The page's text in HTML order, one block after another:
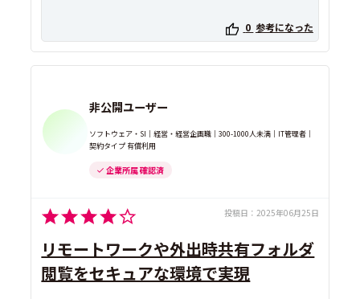
0 参考になった
非公開ユーザー
ソフトウェア・SI｜経営・経営企画職｜300-1000人未満｜IT管理者｜
契約タイプ 有償利用
企業所属 確認済
投稿日： 2025年06月25日
リモートワークや外出時共有フォルダ
閲覧をセキュアな環境で実現